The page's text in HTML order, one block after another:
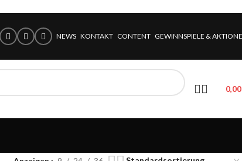
NEWS KONTAKT CONTENT GEWINNSPIELE &